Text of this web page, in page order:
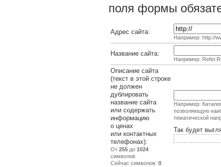
поля формы
Адрес сайта:
Например: http://
Название сайта:
Например:
Описание сайта
(текст в этой строке
не должен
дублировать
название сайта
или содержать
информацию
о ценах
или контактных
телефонах):
От 255 до 1024
символов.
Сейчас символов: 0
Например:
позволяющую
тематической
Так будет